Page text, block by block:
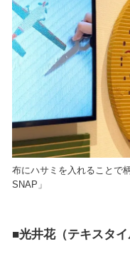
布にハサミを入れることで
SNAP」
■光井花（テキスタイ